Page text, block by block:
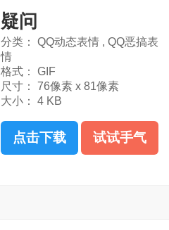
疑问
分类： QQ动态表情 , QQ恶搞表
情
格式：
GIF
尺寸：
76像素 x 81像素
大小：
4 KB
点击下载 试试手气